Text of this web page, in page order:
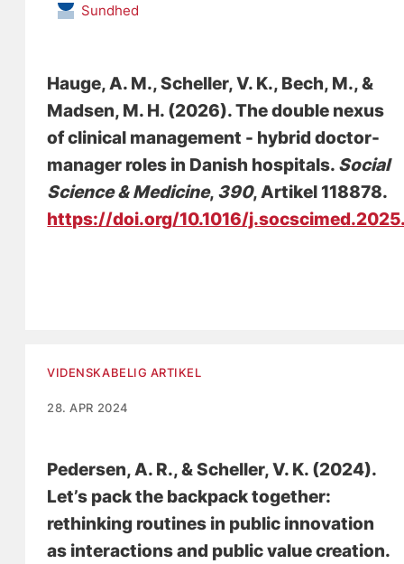
Sundhed
Hauge, A. M., Scheller, V. K., Bech, M., &
Madsen, M. H. (2026).The double nexus
of clinical management - hybrid doctor-
manager roles in Danish hospitals. Social
Science & Medicine, 390, Artikel 118878.
https://doi.org/10.1016/
VIDENSKABELIG ARTIKEL
28. APR 2024
Pedersen, A. R., & Scheller, V. K. (2024).
Let’s pack the backpack together:
rethinking routines in public innovation
as interactions and public value creation.